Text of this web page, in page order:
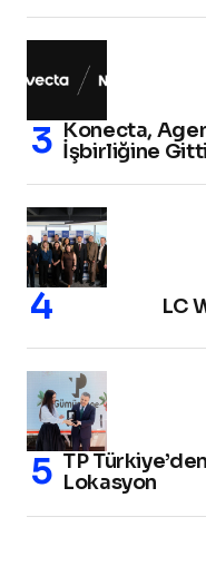
Konecta,
İşbirliğine Gitti
LC
TP
Lokasyon